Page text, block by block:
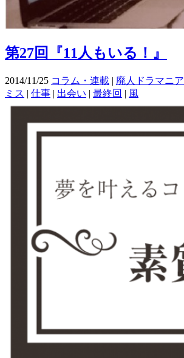
第27回『11人もいる！』
2014/11/25 コラム・連載 | 廃人ドラマニア
ミス | 仕事 | 出会い | 最終回 | 風